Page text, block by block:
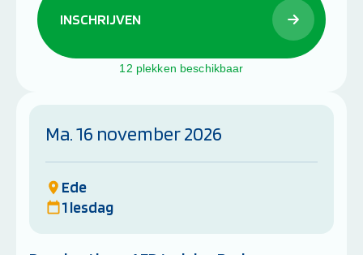
INSCHRIJVEN
12 plekken beschikbaar
Ma. 16 november 2026
Ede
1 lesdag